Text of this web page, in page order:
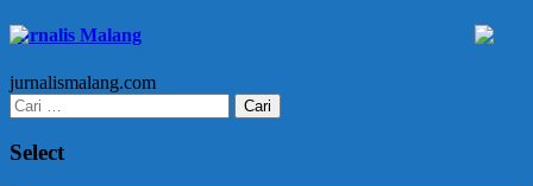
Jurnalis Malang
jurnalismalang.com
Cari
untuk:
Select